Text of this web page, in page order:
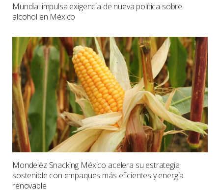
Mundial impulsa exigencia de nueva política sobre
alcohol en México
Mondelēz Snacking México acelera su estrategia
sostenible con empaques más eficientes y energía
renovable